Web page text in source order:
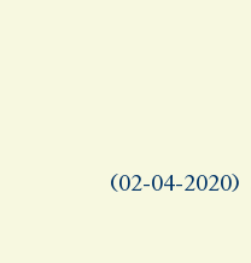
(2020-04-02)